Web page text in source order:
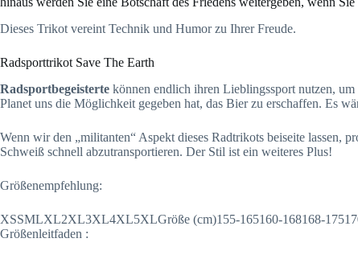
Dieses Trikot vereint Technik und Humor zu Ihrer Freude.
Radsporttrikot Save The Earth
Radsportbegeisterte können endlich ihren Lieblingssport nutzen,
Planet uns die Möglichkeit gegeben hat, das Bier zu erschaffen. Es
Wenn wir den „militanten“ Aspekt dieses Radtrikots beiseite lassen,
Schweiß schnell abzutransportieren. Der Stil ist ein weiteres Plus!
Größenempfehlung:
XSSMLXL2XL3XL4XL5XLGröße (cm)155-165160-168168-
Größenleitfaden :